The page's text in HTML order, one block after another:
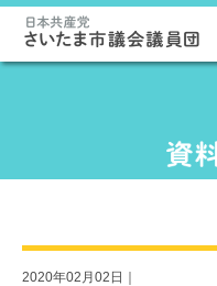
2020年02月02日｜